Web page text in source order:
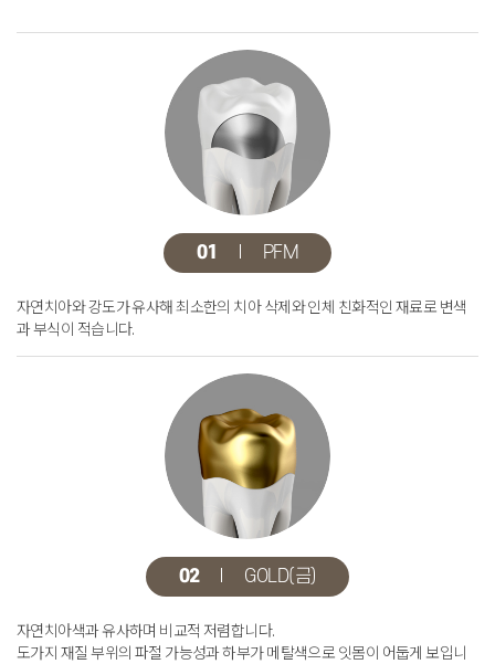
01 PFM
자연치아와 강도가 유사해 최소한의 치아 삭제와 인체 친화적인 재료로 변색
과 부식이 적습니다.
02 GOLD(금)
자연치아색과 유사하며 비교적 저렴합니다.
도가지 재질 부위의 파절 가능성과 하부가 메탈색으로 잇몸이 어둡게 보입니